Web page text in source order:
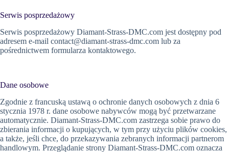
Serwis posprzedażowy
Serwis posprzedażowy Diamant-Strass-DMC.com jest dostępny pod
adresem e-mail contact@diamant-strass-dmc.com lub za
pośrednictwem formularza kontaktowego.
Dane osobowe
Zgodnie z francuską ustawą o ochronie danych osobowych z dnia 6
stycznia 1978 r. dane osobowe nabywców mogą być przetwarzane
automatycznie. Diamant-Strass-DMC.com zastrzega sobie prawo do
zbierania informacji o kupujących, w tym przy użyciu plików cookies,
a także, jeśli chce, do przekazywania zebranych informacji partnerom
handlowym. Przeglądanie strony Diamant-Strass-DMC.com oznacza